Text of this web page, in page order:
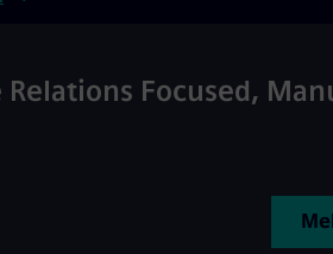
Focused,